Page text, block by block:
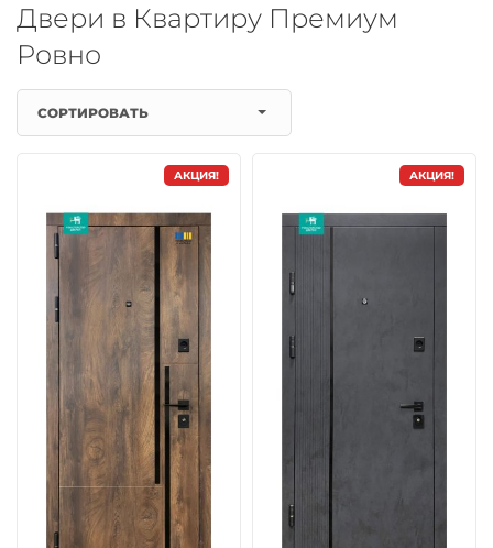
Двери в Квартиру Премиум
Ровно
СОРТИРОВАТЬ
АКЦИЯ! АКЦИЯ!